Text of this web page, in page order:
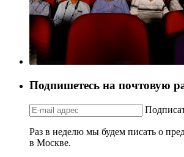
Подпишетесь на почтовую
Раз в неделю мы будем писать о
в Москве.